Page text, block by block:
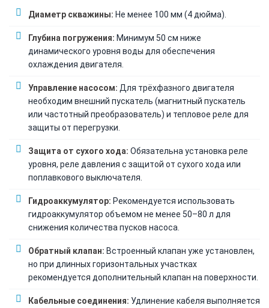
Диаметр скважины: Не менее 100 мм (4 дюйма).
Глубина погружения: Минимум 50 см ниже
динамического уровня воды для обеспечения
охлаждения двигателя.
Управление насосом: Для трёхфазного двигателя
необходим внешний пускатель (магнитный пускатель
или частотный преобразователь) и тепловое реле для
защиты от перегрузки.
Защита от сухого хода: Обязательна установка реле
уровня, реле давления с защитой от сухого хода или
поплавкового выключателя.
Гидроаккумулятор: Рекомендуется использовать
гидроаккумулятор объемом не менее 50–80 л для
снижения количества пусков насоса.
Обратный клапан: Встроенный клапан уже установлен,
но при длинных горизонтальных участках
рекомендуется дополнительный клапан на поверхности.
Кабельные соединения: Удлинение кабеля выполняется